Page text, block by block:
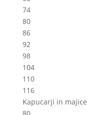
74
80
86
92
98
104
110
116
Kapucarji in majice